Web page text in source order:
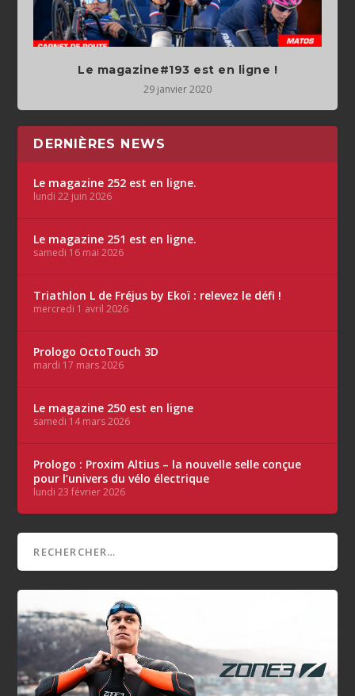
Le magazine#193 est en ligne !
29 janvier 2020
DERNIÈRES NEWS
Le magazine 252 est en ligne.
lundi 22 juin 2026
Le magazine 251 est en ligne.
samedi 16 mai 2026
Triathlon L de Fréjus by Ekoï : relevez le défi !
mercredi 1 avril 2026
Prologo OctoTouch 3D
mardi 17 mars 2026
Le magazine 250 est en ligne
samedi 14 mars 2026
Prologo : Proxim Altius – la nouvelle selle conçue
pour l’univers du vélo électrique
lundi 23 février 2026